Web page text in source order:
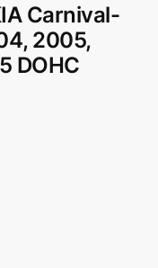
Carnival-
2005,
DOHC